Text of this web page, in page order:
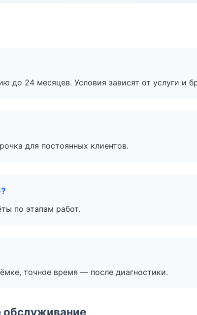
до 24 месяцев. Условия зависят от услуги и
для постоянных клиентов.
по этапам работ.
точное время — после диагностики.
обслуживание